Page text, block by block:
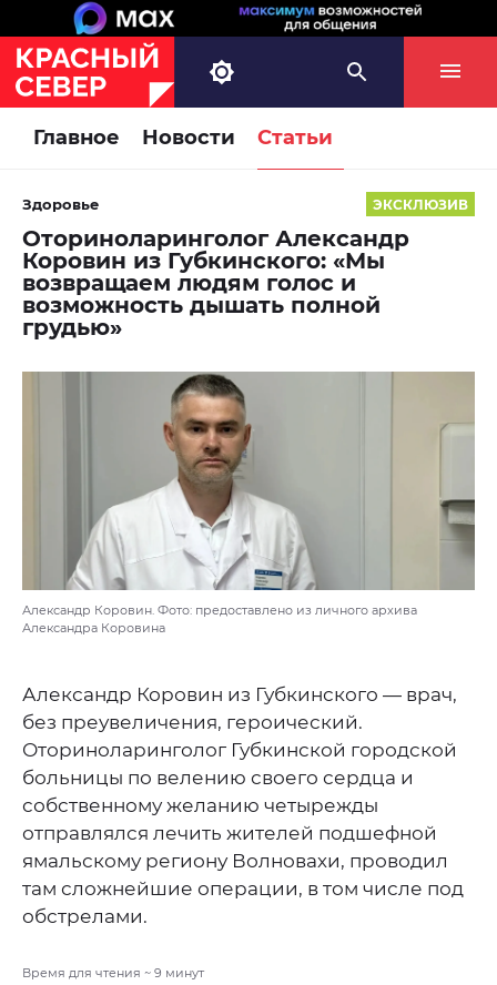
Главное Новости Статьи
Здоровье ЭКСКЛЮЗИВ
Оториноларинголог Александр
Коровин из Губкинского: «Мы
возвращаем людям голос и
возможность дышать полной
грудью»
Александр Коровин. Фото: предоставлено из личного архива
Александра Коровина
Александр Коровин из Губкинского — врач,
без преувеличения, героический.
Оториноларинголог Губкинской городской
больницы по велению своего сердца и
собственному желанию четырежды
отправлялся лечить жителей подшефной
ямальскому региону Волновахи, проводил
там сложнейшие операции, в том числе под
обстрелами.
Время для чтения ~ 9 минут